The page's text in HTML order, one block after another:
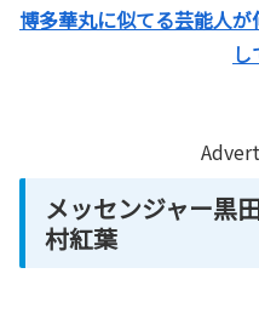
博多華丸に似てる芸能人
メッセンジャー黒
村紅葉